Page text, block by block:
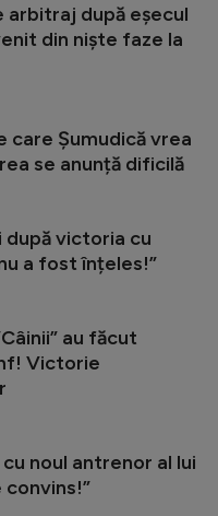
arbitraj după eșecul
din niște faze la
care Șumudică vrea
se anunță dificilă
după victoria cu
a fost înțeles!”
au făcut
Victorie
noul antrenor al lui
convins!”